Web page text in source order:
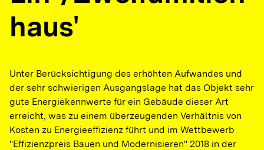
haus'
Unter Berücksichtigung des erhöhten Aufwandes und
der sehr schwierigen Ausgangslage hat das Objekt sehr
gute Energiekennwerte für ein Gebäude dieser Art
erreicht, was zu einem überzeugenden Verhältnis von
Kosten zu Energieeffizienz führt und im Wettbewerb
"Effizienzpreis Bauen und Modernisieren" 2018 in der